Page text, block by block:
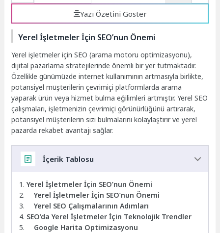
Yazı Özetini Göster
Yerel İşletmeler İçin SEO’nun Önemi
Yerel işletmeler için SEO (arama motoru optimizasyonu),
dijital pazarlama stratejilerinde önemli bir yer tutmaktadır.
Özellikle günümüzde internet kullanımının artmasıyla birlikte,
potansiyel müşterilerin çevrimiçi platformlarda arama
yaparak ürün veya hizmet bulma eğilimleri artmıştır. Yerel SEO
çalışmaları, işletmenizin çevrimiçi görünürlüğünü artırarak,
potansiyel müşterilerin sizi bulmalarını kolaylaştırır ve yerel
pazarda rekabet avantajı sağlar.
İçerik Tablosu
Yerel İşletmeler İçin SEO’nun Önemi
Yerel İşletmeler İçin SEO’nun Önemi
Yerel SEO Çalışmalarının Adımları
SEO’da Yerel İşletmeler İçin Teknolojik Trendler
Google Harita Optimizasyonu